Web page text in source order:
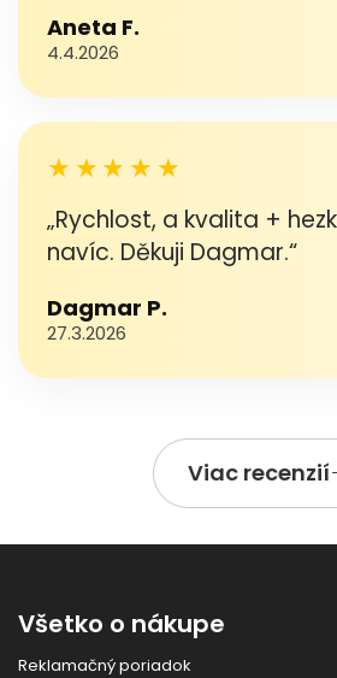
Aneta F.
4.4.2026
★★★★★
„Rychlost, a kvalita +
navíc. Děkuji Dagmar.“
Dagmar P.
27.3.2026
Viac recenzií
Všetko o nákupe
Reklamačný poriadok